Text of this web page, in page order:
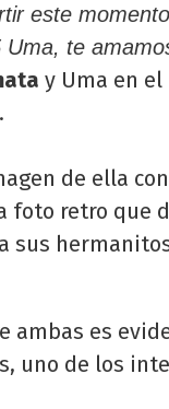
este
te
y Uma en
de ella
foto retro que
sus
ambas es
uno de los